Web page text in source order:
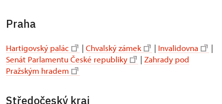
Praha
Hartigovský palác | Chvalský zámek | Invalidovna
|
Senát Parlamentu České republiky
| Zahrady pod
Pražským hradem
Středočeský kraj